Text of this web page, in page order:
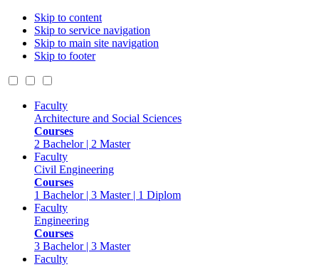
Skip to content
Skip to service navigation
Skip to main site navigation
Skip to footer
Faculty
Architecture and Social Sciences
Courses
2 Bachelor | 2 Master
Faculty
Civil Engineering
Courses
1 Bachelor | 3 Master | 1 Diplom
Faculty
Engineering
Courses
3 Bachelor | 3 Master
Faculty